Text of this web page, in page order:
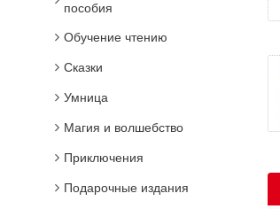
пособия
Обучение чтению
Сказки
Умница
Магия и волшебство
Приключения
Подарочные издания